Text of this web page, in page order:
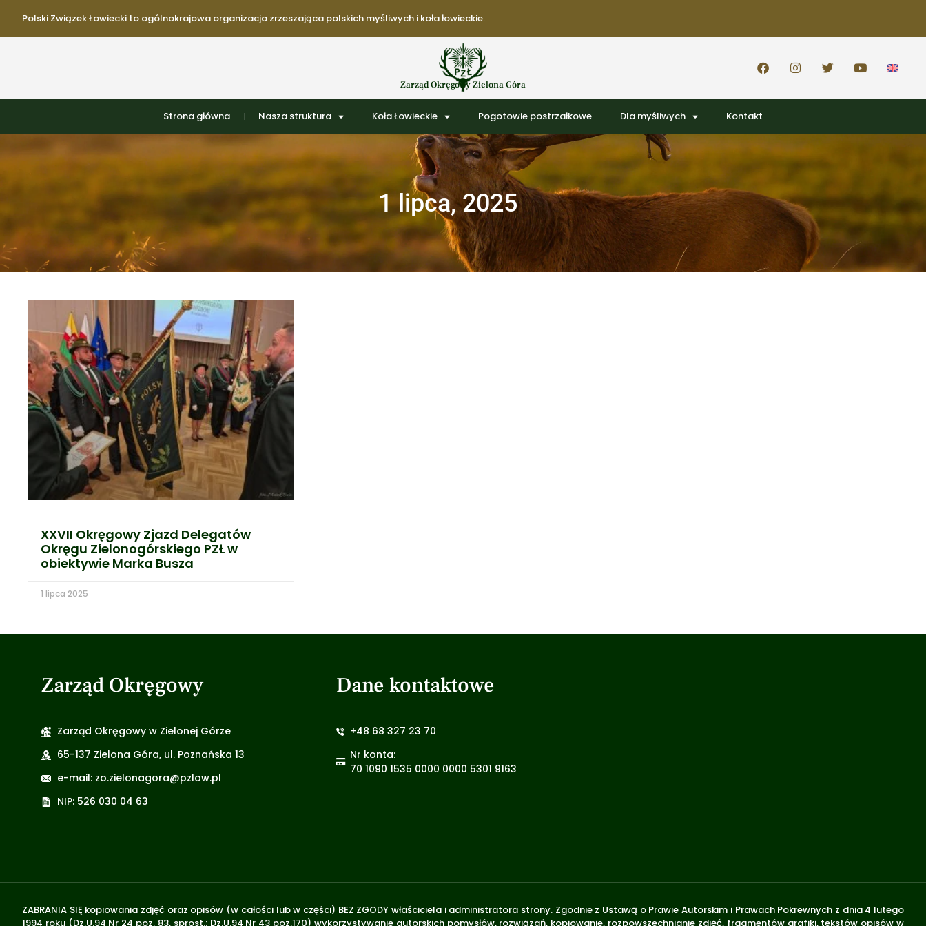
Polski Związek Łowiecki to ogólnokrajowa organizacja zrzeszająca polskich myśliwych i koła łowieckie.
Zarząd Okręgowy Zielona Góra
Strona główna Nasza struktura Koła Łowieckie Pogotowie postrzałkowe Dla myśliwych Kontakt
1 lipca, 2025
XXVII Okręgowy Zjazd Delegatów
Okręgu Zielonogórskiego PZŁ w
obiektywie Marka Busza
1 lipca 2025
Zarząd Okręgowy
Zarząd Okręgowy w Zielonej Górze
65-137 Zielona Góra, ul. Poznańska 13
e-mail: zo.zielonagora@pzlow.pl
NIP: 526 030 04 63
Dane kontaktowe
+48 68 327 23 70
Nr konta:
70 1090 1535 0000 0000 5301 9163
ZABRANIA SIĘ kopiowania zdjęć oraz opisów (w całości lub w części) BEZ ZGODY właściciela i administratora strony. Zgodnie z Ustawą o Prawie Autorskim i Prawach Pokrewnych z dnia 4 lutego
1994 roku (Dz.U.94 Nr 24 poz. 83, sprost.: Dz.U.94 Nr 43 poz.170) wykorzystywanie autorskich pomysłów, rozwiązań, kopiowanie, rozpowszechnianie zdjęć, fragmentów grafiki, tekstów opisów w